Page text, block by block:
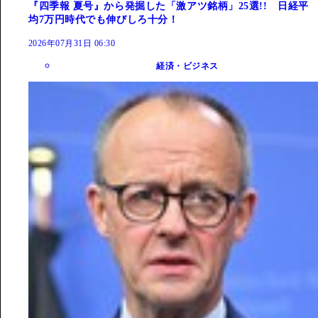
『四季報 夏号』から発掘した「激アツ銘柄」25選!! 日経平
均7万円時代でも伸びしろ十分！
2026年07月31日 06:30
経済・ビジネス